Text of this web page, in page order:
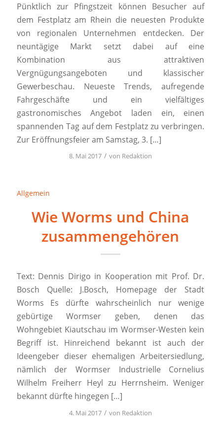
Pünktlich zur Pfingstzeit können Besucher auf
dem Festplatz am Rhein die neuesten Produkte
von regionalen Unternehmen entdecken. Der
neuntägige Markt setzt dabei auf eine
Kombination aus attraktiven
Vergnügungsangeboten und klassischer
Gewerbeschau. Neueste Trends, aufregende
Fahrgeschäfte und ein vielfältiges
gastronomisches Angebot laden ein, einen
spannenden Tag auf dem Festplatz zu verbringen.
Zur Eröffnungsfeier am Samstag, 3. […]
8. Mai 2017 / von Redaktion
Allgemein
Wie Worms und China
zusammengehören
Text: Dennis Dirigo in Kooperation mit Prof. Dr.
Bosch Quelle: J.Bosch, Homepage der Stadt
Worms Es dürfte wahrscheinlich nur wenige
gebürtige Wormser geben, denen das
Wohngebiet Kiautschau im Wormser-Westen kein
Begriff ist. Hinreichend bekannt ist auch der
Ideengeber dieser ehemaligen Arbeitersiedlung,
nämlich der Wormser Industrielle Cornelius
Wilhelm Freiherr Heyl zu Herrnsheim. Weniger
bekannt dürfte hingegen […]
4. Mai 2017 / von Redaktion